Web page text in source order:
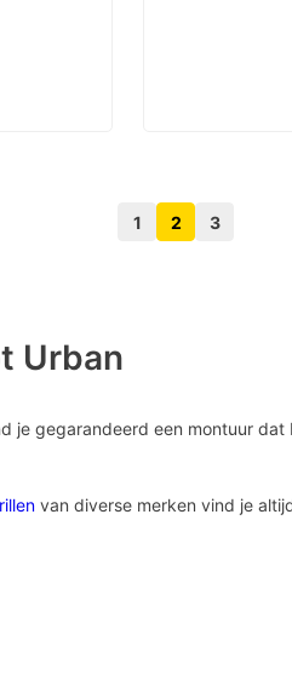
Vorige pagina knop
1 2 3
Urban
je gegarandeerd een montuur
van diverse merken vind je